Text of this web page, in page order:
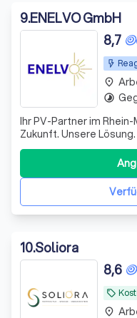
9.ENELVO GmbH
8,7
Ihr PV-Partner im Rhein-Main-
Zukunft. Unsere
Photovoltaik-Systeme
Rhein-Main-Gebiet –
schlüsselfertigen Anlage. Wir kommen aus dem Bau –
drei Generationen.
place
timelapse
10.Soliora
local_offer
8,6
place